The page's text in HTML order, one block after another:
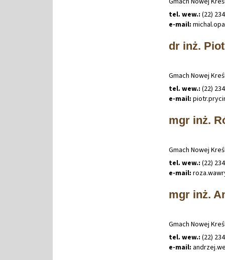
tel. wew.: (22)
e-mail: michal.
dr inż.
Gmach Nowej
tel. wew.: (22)
e-mail: piotr.
mgr inż.
Gmach Nowej
tel. wew.: (22)
e-mail: roza.
mgr inż.
Gmach Nowej
tel. wew.: (22)
e-mail: andrzej.